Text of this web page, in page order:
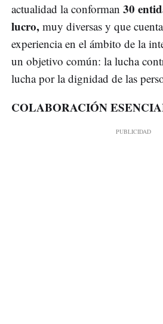
actualidad la conforman 30
lucro, muy diversas y que
experiencia en el ámbito de la
un objetivo común: la lucha
lucha por la dignidad de las
COLABORACIÓN